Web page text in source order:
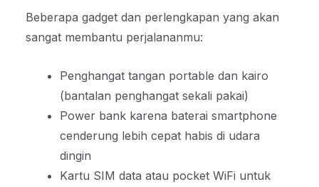
Beberapa gadget dan perlengkapan yang akan
sangat membantu perjalananmu:
Penghangat tangan portable dan kairo
(bantalan penghangat sekali pakai)
Power bank karena baterai smartphone
cenderung lebih cepat habis di udara
dingin
Kartu SIM data atau pocket WiFi untuk